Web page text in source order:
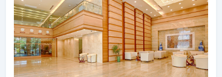
pilihan rekreasi. Hotel Accord adalah pilihan yang
sangat baik untuk menjelajahi Yangon atau untuk
sekadar bersantai dan menyegarkan diri.